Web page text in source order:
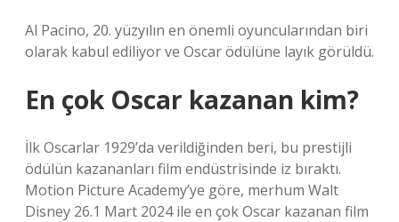
Al Pacino, 20. yüzyılın en önemli oyuncularından biri
olarak kabul ediliyor ve Oscar ödülüne layık görüldü.
En çok Oscar kazanan kim?
İlk Oscarlar 1929’da verildiğinden beri, bu prestijli
ödülün kazananları film endüstrisinde iz bıraktı.
Motion Picture Academy’ye göre, merhum Walt
Disney 26.1 Mart 2024 ile en çok Oscar kazanan film